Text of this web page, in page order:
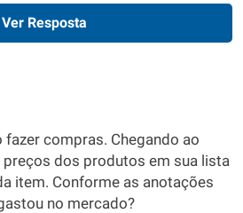
Ver Resposta
compras. Chegando ao
dos produtos em sua lista
item. Conforme as anotações
no mercado?